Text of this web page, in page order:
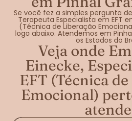
Se você fez a simples pergunta
Terapeuta Especialista em EFT
(Técnica de Liberação
logo abaixo. Atendemos em
os Estados do
Veja onde
Einecke,
EFT (Técnica
Emocional)